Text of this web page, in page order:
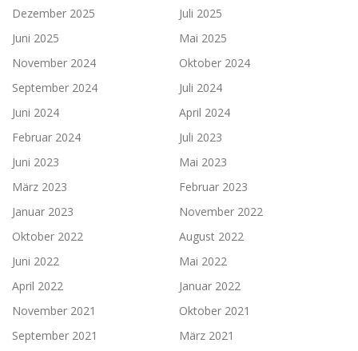
Dezember 2025
Juli 2025
Juni 2025
Mai 2025
November 2024
Oktober 2024
September 2024
Juli 2024
Juni 2024
April 2024
Februar 2024
Juli 2023
Juni 2023
Mai 2023
März 2023
Februar 2023
Januar 2023
November 2022
Oktober 2022
August 2022
Juni 2022
Mai 2022
April 2022
Januar 2022
November 2021
Oktober 2021
September 2021
März 2021